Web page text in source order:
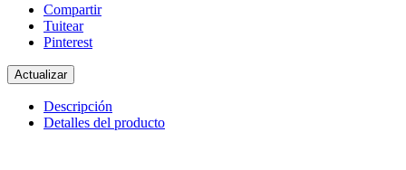
Compartir
Tuitear
Pinterest
Descripción
Detalles del producto